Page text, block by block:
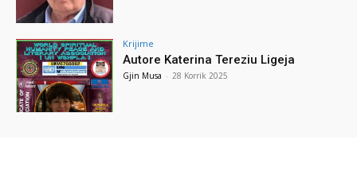
Krijime
Autore Katerina Tereziu Ligeja
Gjin Musa - 28 Korrik 2025